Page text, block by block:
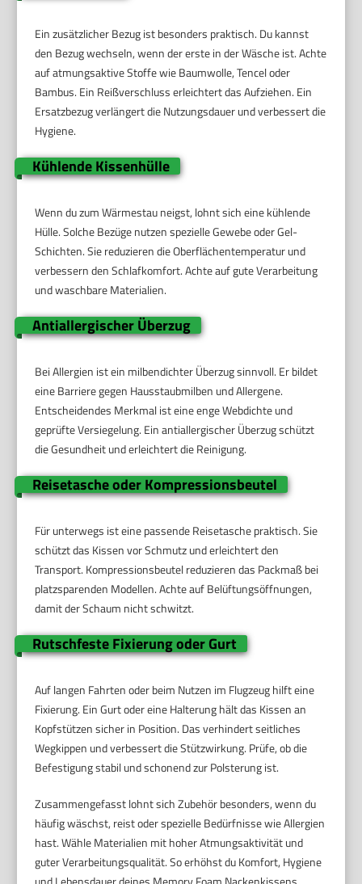
Ein zusätzlicher Bezug ist besonders praktisch. Du kannst
den Bezug wechseln, wenn der erste in der Wäsche ist. Achte
auf atmungsaktive Stoffe wie Baumwolle, Tencel oder
Bambus. Ein Reißverschluss erleichtert das Aufziehen. Ein
Ersatzbezug verlängert die Nutzungsdauer und verbessert die
Hygiene.
Kühlende Kissenhülle
Wenn du zum Wärmestau neigst, lohnt sich eine kühlende
Hülle. Solche Bezüge nutzen spezielle Gewebe oder Gel-
Schichten. Sie reduzieren die Oberflächentemperatur und
verbessern den Schlafkomfort. Achte auf gute Verarbeitung
und waschbare Materialien.
Antiallergischer Überzug
Bei Allergien ist ein milbendichter Überzug sinnvoll. Er bildet
eine Barriere gegen Hausstaubmilben und Allergene.
Entscheidendes Merkmal ist eine enge Webdichte und
geprüfte Versiegelung. Ein antiallergischer Überzug schützt
die Gesundheit und erleichtert die Reinigung.
Reisetasche oder Kompressionsbeutel
Für unterwegs ist eine passende Reisetasche praktisch. Sie
schützt das Kissen vor Schmutz und erleichtert den
Transport. Kompressionsbeutel reduzieren das Packmaß bei
platzsparenden Modellen. Achte auf Belüftungsöffnungen,
damit der Schaum nicht schwitzt.
Rutschfeste Fixierung oder Gurt
Auf langen Fahrten oder beim Nutzen im Flugzeug hilft eine
Fixierung. Ein Gurt oder eine Halterung hält das Kissen an
Kopfstützen sicher in Position. Das verhindert seitliches
Wegkippen und verbessert die Stützwirkung. Prüfe, ob die
Befestigung stabil und schonend zur Polsterung ist.
Zusammengefasst lohnt sich Zubehör besonders, wenn du
häufig wäschst, reist oder spezielle Bedürfnisse wie Allergien
hast. Wähle Materialien mit hoher Atmungsaktivität und
guter Verarbeitungsqualität. So erhöhst du Komfort, Hygiene